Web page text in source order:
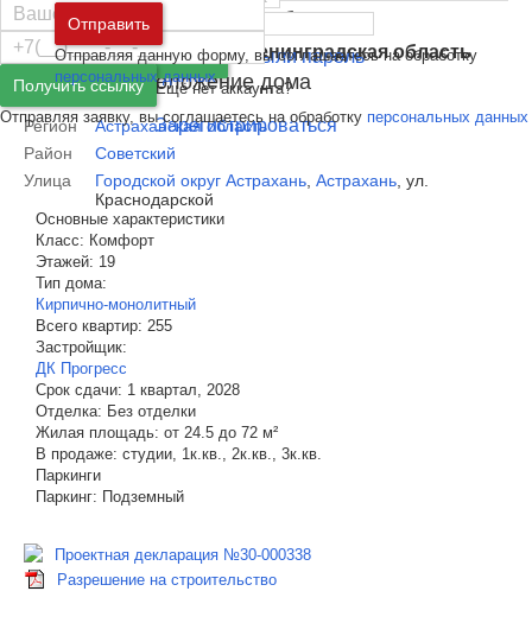
Москва и
Московская область
Санкт-Петербург иЛенинградская область
Войти Забыли пароль
Ещё нет аккаунта?
Зарегистрироваться
Пожаловаться
Адрес и расположение дома
Регион
Астраханская область
Район
Советский
Улица
Городской округ Астрахань Астрахань ул.
Краснодарской
Основные характеристики
Класс: Комфорт
Этажей: 19
Тип дома:
Кирпично-монолитный
Всего квартир: 255
Застройщик:
ДК Прогресс
Срок сдачи: 1 квартал, 2028
Отделка: Без отделки
Жилая площадь: от 24.5 до 72 м²
В продаже: студии, 1к.кв., 2к.кв., 3к.кв.
Паркинги
Паркинг: Подземный
Проектная декларация №30-000338
Разрешение на строительство
Получить ссылку
Отправляя заявку, вы соглашаетесь на обработку персональных данных
Отправить
Отправляя данную форму, вы соглашаетесь на обработку
персональных данных